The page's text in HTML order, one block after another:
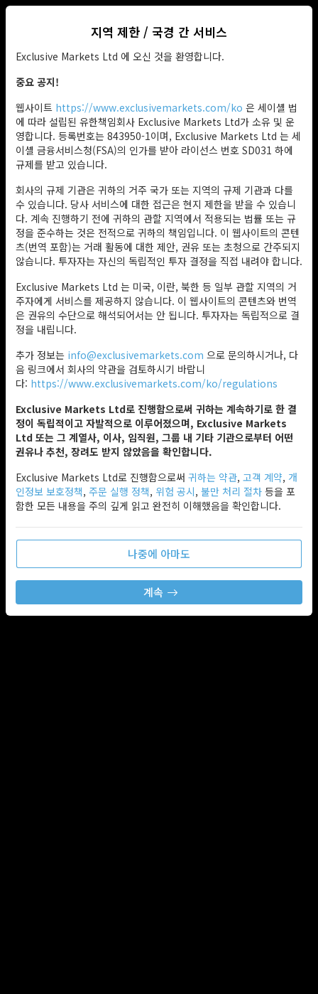
지역 제한 / 국경 간 서비스
Exclusive Markets Ltd 에 오신 것을 환영합니다.
중요 공지!
웹사이트 https://www.exclusivemarkets.com/ko 은 세이셸 법
에 따라 설립된 유한책임회사 Exclusive Markets Ltd가 소유 및 운
영합니다. 등록번호는 843950-1이며, Exclusive Markets Ltd 는 세
이셸 금융서비스청(FSA)의 인가를 받아 라이선스 번호 SD031 하에
규제를 받고 있습니다.
회사의 규제 기관은 귀하의 거주 국가 또는 지역의 규제 기관과 다를
수 있습니다. 당사 서비스에 대한 접근은 현지 제한을 받을 수 있습니
다. 계속 진행하기 전에 귀하의 관할 지역에서 적용되는 법률 또는 규
정을 준수하는 것은 전적으로 귀하의 책임입니다. 이 웹사이트의 콘텐
츠(번역 포함)는 거래 활동에 대한 제안, 권유 또는 초청으로 간주되지
않습니다. 투자자는 자신의 독립적인 투자 결정을 직접 내려야 합니다.
Exclusive Markets Ltd 는 미국, 이란, 북한 등 일부 관할 지역의 거
주자에게 서비스를 제공하지 않습니다. 이 웹사이트의 콘텐츠와 번역
은 권유의 수단으로 해석되어서는 안 됩니다. 투자자는 독립적으로 결
정을 내립니다.
추가 정보는 info@exclusivemarkets.com 으로 문의하시거나, 다
음 링크에서 회사의 약관을 검토하시기 바랍니
다: https://www.exclusivemarkets.com/ko/regulations
Exclusive Markets Ltd로 진행함으로써 귀하는 계속하기로 한 결
정이 독립적이고 자발적으로 이루어졌으며, Exclusive Markets
Ltd 또는 그 계열사, 이사, 임직원, 그룹 내 기타 기관으로부터 어떤
권유나 추천, 장려도 받지 않았음을 확인합니다.
Exclusive Markets Ltd로 진행함으로써 귀하는 약관, 고객 계약, 개
인정보 보호정책, 주문 실행 정책, 위험 공시, 불만 처리 절차 등을 포
함한 모든 내용을 주의 깊게 읽고 완전히 이해했음을 확인합니다.
나중에 아마도
계속